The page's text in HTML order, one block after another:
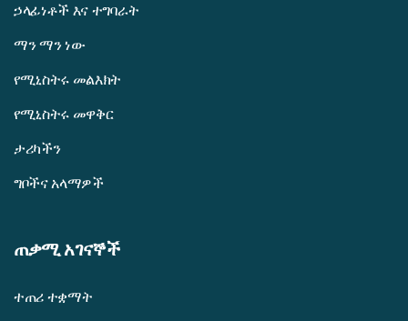
ኃላፊነቶች እና ተግባራት
ማን ማን ነው
የሚኒስትሩ መልእክት
የሚኒስትሩ መዋቅር
ታሪካችን
ግቦችና አላማዎች
ጠቃሚ አገናኞች
ተጠሪ ተቋማት